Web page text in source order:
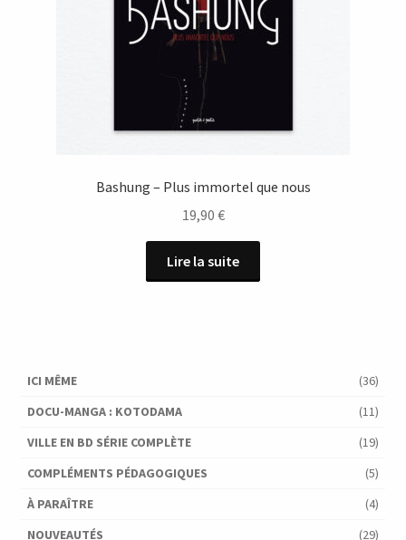
Bashung – Plus immortel que nous
19,90 €
Lire la suite
ICI MÊME
(36)
DOCU-MANGA : KOTODAMA
(11)
VILLE EN BD SÉRIE COMPLÈTE
(19)
COMPLÉMENTS PÉDAGOGIQUES
(5)
À PARAÎTRE
(4)
NOUVEAUTÉS
(29)